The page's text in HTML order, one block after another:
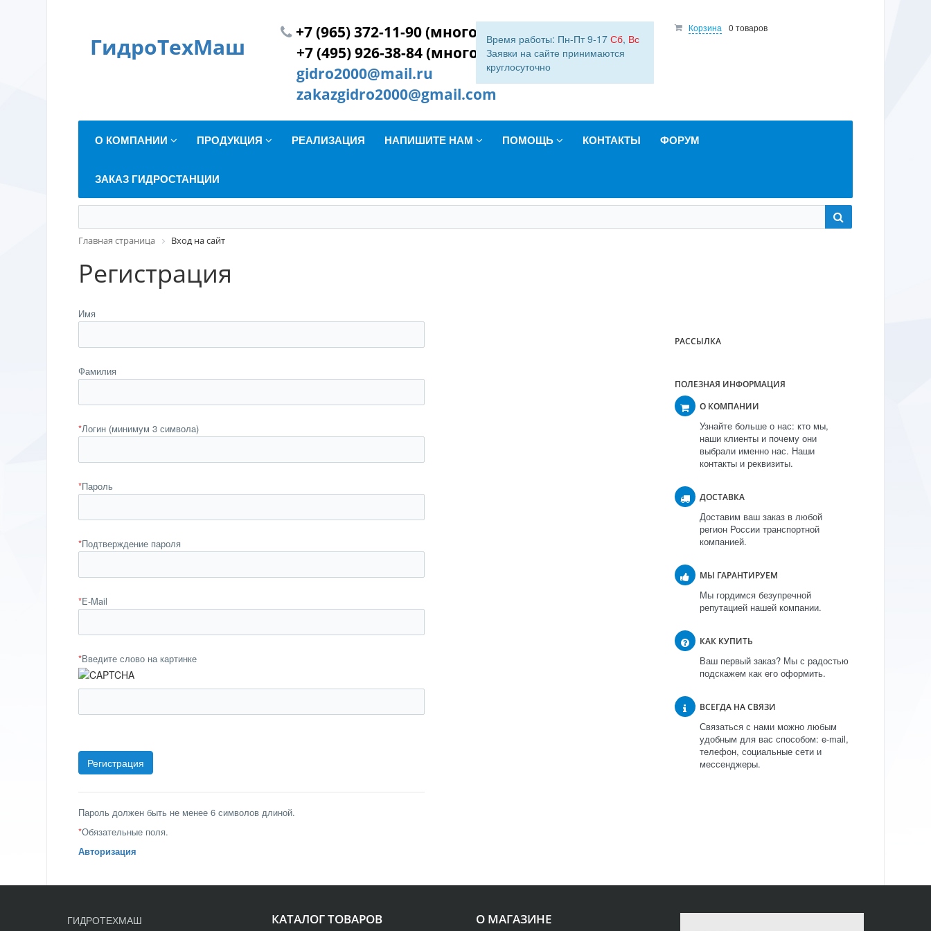
ГидроТехМаш
+7 (965) 372-11-90 (многокан.)
+7 (495) 926-38-84 (многокан.)
gidro2000@mail.ru
zakazgidro2000@gmail.com
Время работы: Пн-Пт 9-17 Сб, Вс
Заявки на сайте принимаются
круглосуточно
Корзина 0 товаров
О КОМПАНИИ ПРОДУКЦИЯ РЕАЛИЗАЦИЯ НАПИШИТЕ НАМ ПОМОЩЬ КОНТАКТЫ ФОРУМ
ЗАКАЗ ГИДРОСТАНЦИИ
Главная страница Вход на сайт
Регистрация
Имя
Фамилия
*Логин (минимум 3 символа)
*Пароль
*Подтверждение пароля
*E-Mail
*Введите слово на картинке
Пароль должен быть не менее 6 символов длиной.
*Обязательные поля.
Авторизация
РАССЫЛКА
ПОЛЕЗНАЯ ИНФОРМАЦИЯ
О КОМПАНИИ
Узнайте больше о нас: кто мы,
наши клиенты и почему они
выбрали именно нас. Наши
контакты и реквизиты.
ДОСТАВКА
Доставим ваш заказ в любой
регион России транспортной
компанией.
МЫ ГАРАНТИРУЕМ
Мы гордимся безупречной
репутацией нашей компании.
КАК КУПИТЬ
Ваш первый заказ? Мы с радостью
подскажем как его оформить.
ВСЕГДА НА СВЯЗИ
Связаться с нами можно любым
удобным для вас способом: e-mail,
телефон, социальные сети и
мессенджеры.
О МАГАЗИНЕ
КАТАЛОГ ТОВАРОВ
ГИДРОТЕХМАШ